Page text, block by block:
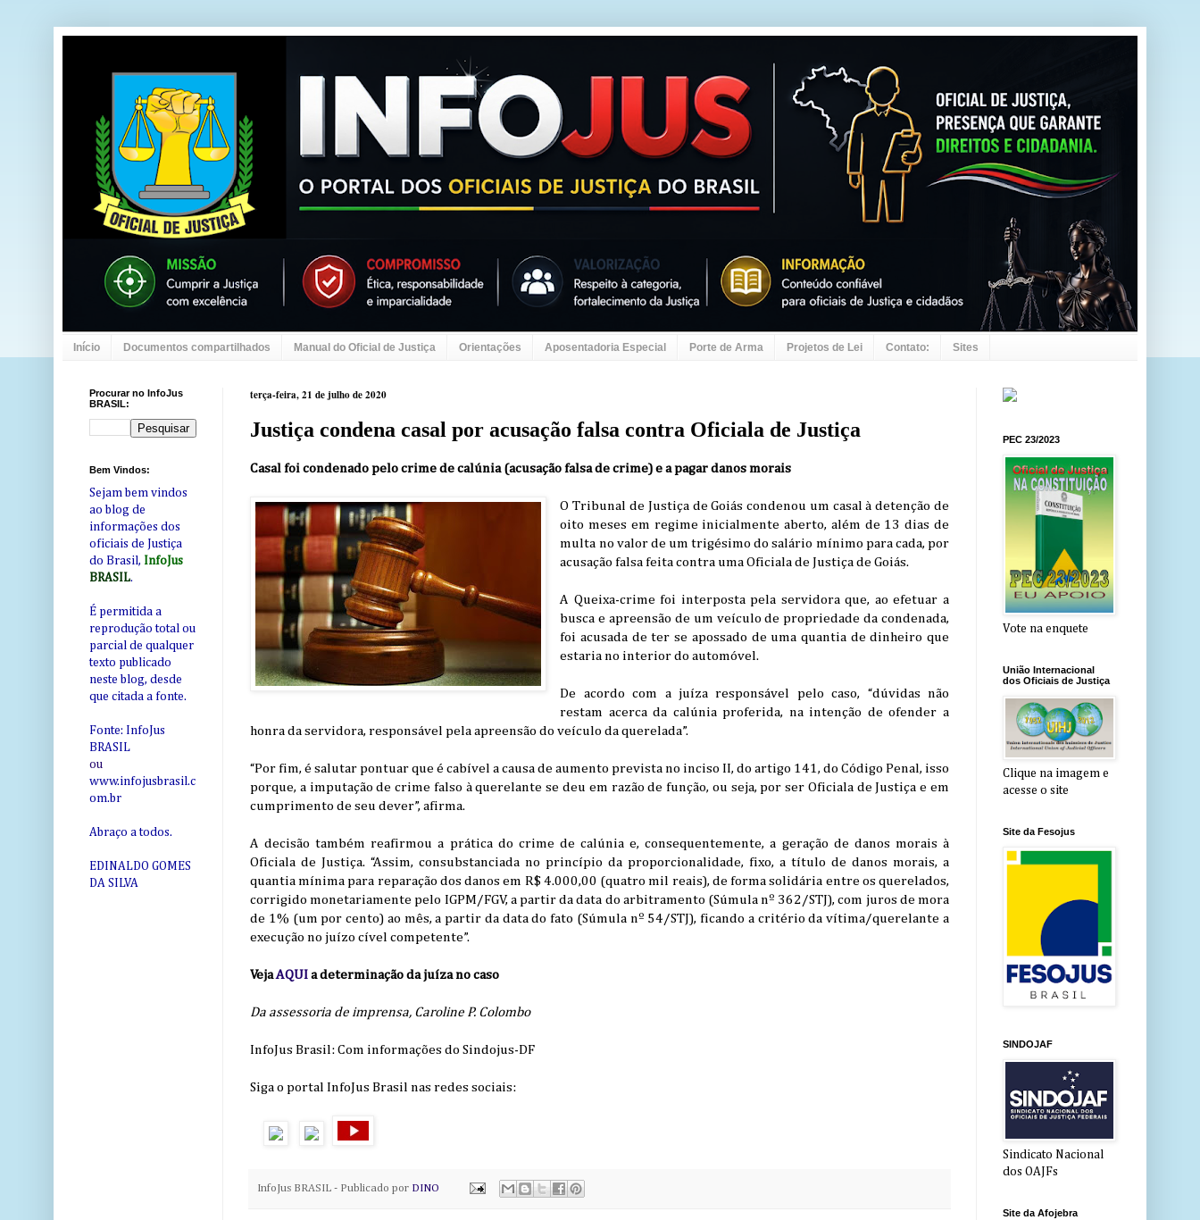
Início Documentos compartilhados Manual do Oficial de Justiça Orientações Aposentadoria Especial Porte de Arma Projetos de Lei Contato: Sites
terça-feira, 21 de julho de 2020
Justiça condena casal por acusação falsa contra Oficiala de Justiça
Casal foi condenado pelo crime de calúnia (acusação falsa de crime) e a pagar danos morais
O Tribunal de Justiça de Goiás condenou um casal à detenção de
oito meses em regime inicialmente aberto, além de 13 dias de
multa no valor de um trigésimo do salário mínimo para cada, por
acusação falsa feita contra uma Oficiala de Justiça de Goiás.
A Queixa-crime foi interposta pela servidora que, ao efetuar a
busca e apreensão de um veículo de propriedade da condenada,
foi acusada de ter se apossado de uma quantia de dinheiro que
estaria no interior do automóvel.
De acordo com a juíza responsável pelo caso, “dúvidas não
restam acerca da calúnia proferida, na intenção de ofender a
honra da servidora, responsável pela apreensão do veículo da querelada”.
“Por fim, é salutar pontuar que é cabível a causa de aumento prevista no inciso II, do artigo 141, do Código Penal, isso
porque, a imputação de crime falso à querelante se deu em razão de função, ou seja, por ser Oficiala de Justiça e em
cumprimento de seu dever”, afirma.
A decisão também reafirmou a prática do crime de calúnia e, consequentemente, a geração de danos morais à
Oficiala de Justiça. “Assim, consubstanciada no princípio da proporcionalidade, fixo, a título de danos morais, a
quantia mínima para reparação dos danos em R$ 4.000,00 (quatro mil reais), de forma solidária entre os querelados,
corrigido monetariamente pelo IGPM/FGV, a partir da data do arbitramento (Súmula nº 362/STJ), com juros de mora
de 1% (um por cento) ao mês, a partir da data do fato (Súmula nº 54/STJ), ficando a critério da vítima/querelante a
execução no juízo cível competente”.
VejaAQUI a determinação da juíza no caso
Da assessoria de imprensa, Caroline P. Colombo
InfoJus Brasil: Com informações do Sindojus-DF
Siga o portal InfoJus Brasil nas redes sociais:
InfoJus BRASIL - Publicado por DINO
Procurar no InfoJus
BRASIL:
Bem Vindos:
Sejam bem vindos
ao blog de
informações dos
oficiais de Justiça
do Brasil, InfoJus
BRASIL.
É permitida a
reprodução total ou
parcial de qualquer
texto publicado
neste blog, desde
que citada a fonte.
Fonte: InfoJus
BRASIL
ou
www.infojusbrasil.c
om.br
Abraço a todos.
EDINALDO GOMES
DA SILVA
PEC 23/2023
Vote na enquete
União Internacional
dos Oficiais de Justiça
Clique na imagem e
acesse o site
Site da Fesojus
SINDOJAF
Sindicato Nacional
dos OAJFs
Site da Afojebra